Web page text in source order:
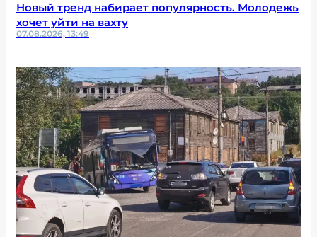
Новый тренд набирает популярность. Молодежь
хочет уйти на вахту
07.08.2026, 13:49